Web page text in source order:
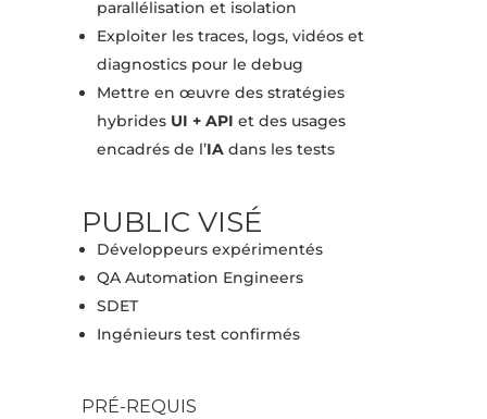
parallélisation et isolation
Exploiter les traces, logs, vidéos et
diagnostics pour le debug
Mettre en œuvre des stratégies
hybrides UI + API et des usages
encadrés de l’IAdans les tests
PUBLIC VISÉ
Développeurs expérimentés
QA Automation Engineers
SDET
Ingénieurs test confirmés
PRÉ-REQUIS